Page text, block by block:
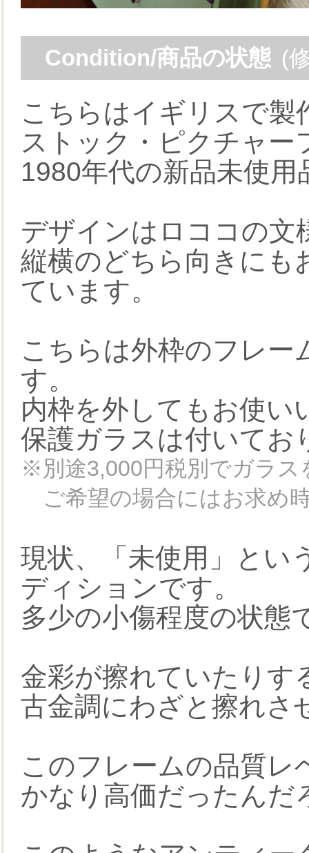
Condition/商品の状態 (
こちらはイギリスで
ストック・ピクチャー
1980年代の新品未使
デザインはロココの文
縦横のどちら向きにも
ています。
こちらは外枠のフレー
す。
内枠を外してもお使い
保護ガラスは付いてお
※別途3,000円税別でガラス
ご希望の場合にはお求め
現状、「未使用」とい
ディションです。
多少の小傷程度の状態
金彩が擦れていたりす
古金調にわざと擦れさ
このフレームの品質レ
かなり高価だったんだ